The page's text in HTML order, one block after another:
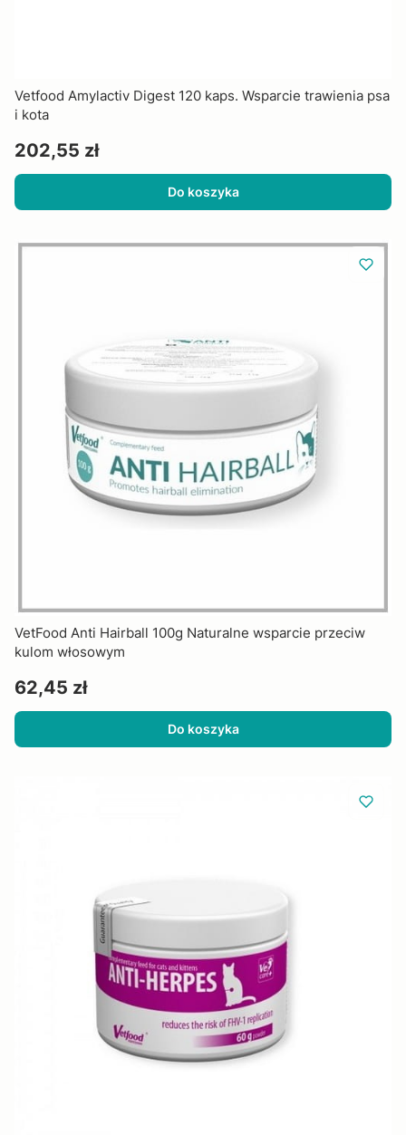
Vetfood Amylactiv Digest 120 kaps. Wsparcie trawienia psa
i kota
Cena
202,55 zł
Do koszyka
VetFood Anti Hairball 100g Naturalne wsparcie przeciw
kulom włosowym
Cena
62,45 zł
Do koszyka